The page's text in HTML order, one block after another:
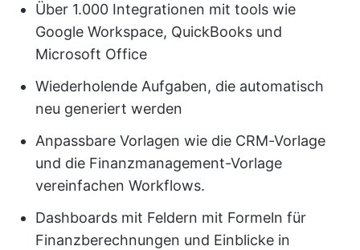
Über 1.000 Integrationen mit tools wie
Google Workspace, QuickBooks und
Microsoft Office
Wiederholende Aufgaben, die automatisch
neu generiert werden
Anpassbare Vorlagen wie die CRM-Vorlage
und die Finanzmanagement-Vorlage
vereinfachen Workflows.
Dashboards mit Feldern mit Formeln für
Finanzberechnungen und Einblicke in